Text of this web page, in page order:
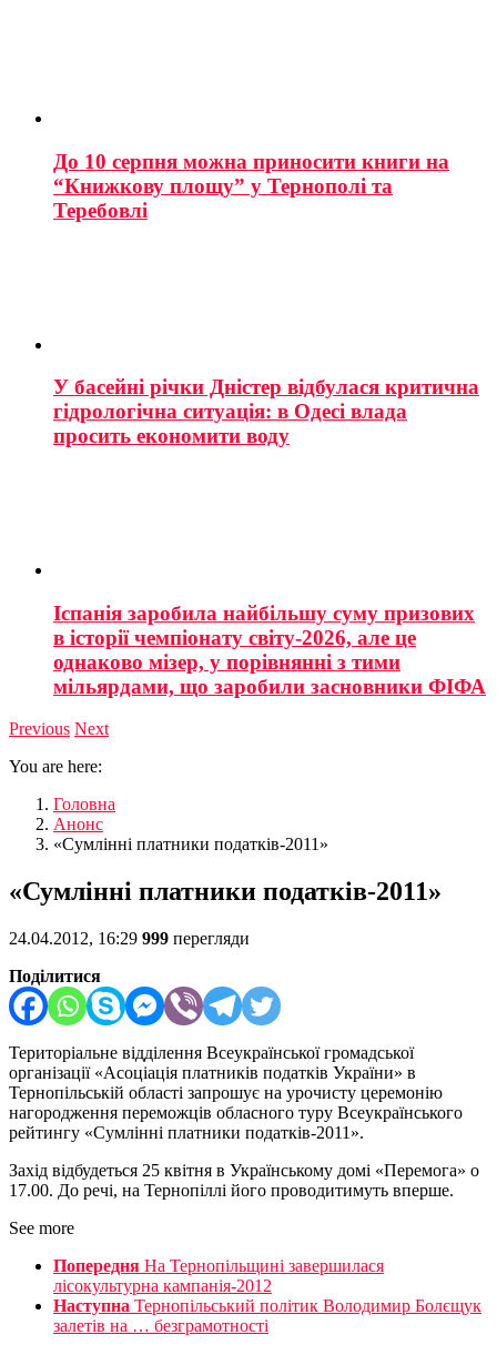
До 10 серпня можна приносити книги на
“Книжкову площу” у Тернополі та
Теребовлі
У басейні річки Дністер відбулася критична
гідрологічна ситуація: в Одесі влада
просить економити воду
Іспанія заробила найбільшу суму призових
в історії чемпіонату світу-2026, але це
однаково мізер, у порівнянні з тими
мільярдами, що заробили засновники ФІФА
Previous Next
You are here:
Головна
Анонс
«Сумлінні платники податків-2011»
«Сумлінні платники податків-2011»
24.04.2012, 16:29 999 перегляди
Поділитися
Територіальне відділення Всеукраїнської громадської
організації «Асоціація платників податків України» в
Тернопільській області запрошує на урочисту церемонію
нагородження переможців обласного туру Всеукраїнського
рейтингу «Сумлінні платники податків-2011».
Захід відбудеться 25 квітня в Українському домі «Перемога» о
17.00. До речі, на Тернопіллі його проводитимуть вперше.
See more
Попередня На Тернопільщині завершилася
лісокультурна кампанія-2012
Наступна Тернопільський політик Володимир Болєщук
залетів на … безграмотності